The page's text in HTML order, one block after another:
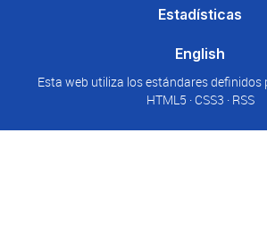
Estadísticas
English
Esta web utiliza los estándares definidos
HTML5 · CSS3 · RSS